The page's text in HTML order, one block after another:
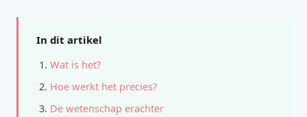
In dit artikel
Wat is het?
Hoe werkt het precies?
De wetenschap erachter